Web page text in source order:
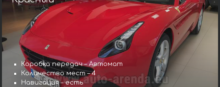
Коробка передач – Автомат
Количество мест – 4
Навигация – есть